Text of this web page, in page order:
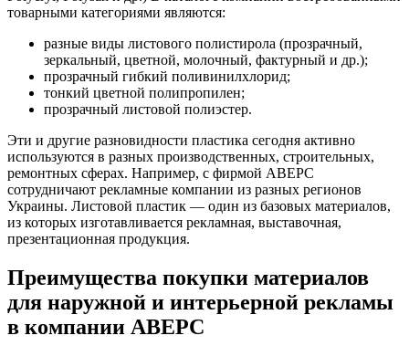
товарными категориями являются:
разные виды листового полистирола (прозрачный,
зеркальный, цветной, молочный, фактурный и др.);
прозрачный гибкий поливинилхлорид;
тонкий цветной полипропилен;
прозрачный листовой полиэстер.
Эти и другие разновидности пластика сегодня активно
используются в разных производственных, строительных,
ремонтных сферах. Например, с фирмой АВЕРС
сотрудничают рекламные компании из разных регионов
Украины. Листовой пластик — один из базовых материалов,
из которых изготавливается рекламная, выставочная,
презентационная продукция.
Преимущества покупки материалов
для наружной и интерьерной рекламы
в компании АВЕРС